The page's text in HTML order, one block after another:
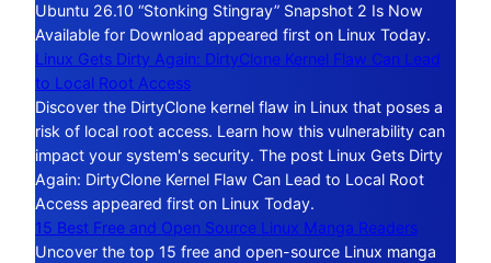
Ubuntu 26.10 “Stonking Stingray” Snapshot 2 Is Now
Available for Download appeared first on Linux Today.
Linux Gets Dirty Again: DirtyClone Kernel Flaw Can Lead
to Local Root Access
Discover the DirtyClone kernel flaw in Linux that poses a
risk of local root access. Learn how this vulnerability can
impact your system's security. The post Linux Gets Dirty
Again: DirtyClone Kernel Flaw Can Lead to Local Root
Access appeared first on Linux Today.
15 Best Free and Open Source Linux Manga Readers
Uncover the top 15 free and open-source Linux manga